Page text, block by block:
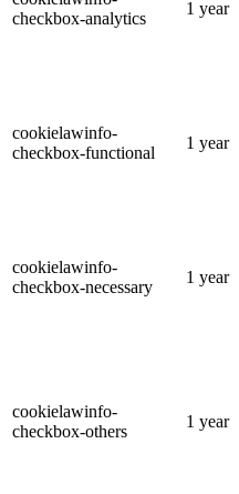
checkbox-analytics
1 year
cookielawinfo-
checkbox-functional
1 year
cookielawinfo-
checkbox-necessary
1 year
cookielawinfo-
checkbox-others
1 year